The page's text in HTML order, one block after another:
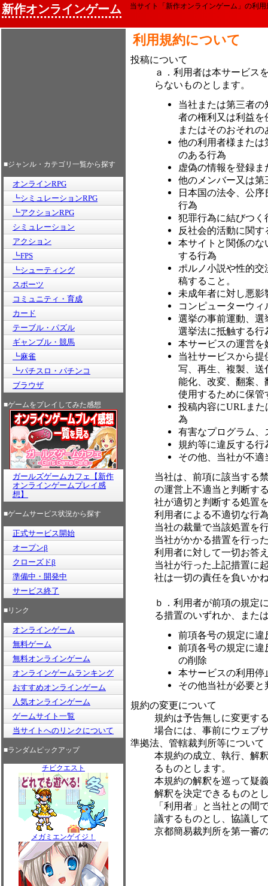
新作オンラインゲーム 当サイト「新作オンラインゲーム」の利
■ジャンル・カテゴリ一覧から探す
オンラインRPG
┗シミュレーションRPG
┗アクションRPG
シミュレーション
アクション
┗FPS
┗シューティング
スポーツ
コミュニティ・育成
カード
テーブル・パズル
ギャンブル・競馬
┗麻雀
┗パチスロ・パチンコ
ブラウザ
■ゲームをプレイしてみた感想
ガールズゲームカフェ【新作
オンラインゲームプレイ感
想】
■ゲームサービス状況から探す
正式サービス開始
オープンβ
クローズドβ
準備中・開発中
サービス終了
■リンク
オンラインゲーム
無料ゲーム
無料オンラインゲーム
オンラインゲームランキング
おすすめオンラインゲーム
人気オンラインゲーム
ゲームサイト一覧
当サイトへのリンクについて
■ランダムピックアップ
チビクエスト
メガミエンゲイジ！
利用規約について
投稿について
ａ．利用者は本サービス
らないものとします。
当社または第三者
者の権利又は利益を
またはそのおそれの
他の利用者様また
のある行為
虚偽の情報を登録
他のメンバー又は
日本国の法令、公
行為
犯罪行為に結びつ
反社会的活動に関
本サイトと関係の
する行為
ポルノ小説や性的
稿すること。
未成年者に対し悪
コンピューターウ
選挙の事前運動、
選挙法に抵触する行
本サービスの運営
当社サービスから
写、再生、複製、
能化、改変、翻案
使用するために保管
投稿内容にURLま
為
有害なプログラム
規約等に違反する行
その他、当社が不
当社は、前項に該当する
の運営上不適当と判断す
社が適切と判断する処置
利用者による不適切な行
当社の裁量で当該処置を
当社がかかる措置を行っ
利用者に対して一切お答
当社が行った上記措置に
社は一切の責任を負いか
ｂ．利用者が前項の規定
る措置のいずれか、また
前項各号の規定に
前項各号の規定に
の削除
本サービスの利用停
その他当社が必要と
規約の変更について
規約は予告無しに変更す
場合には、事前にウェブ
準拠法、管轄裁判所等について
本規約の成立、執行、解
るものとします。
本規約の解釈を巡って疑
解釈を決定できるものと
「利用者」と当社との間
議するものとし、協議し
京都簡易裁判所を第一審